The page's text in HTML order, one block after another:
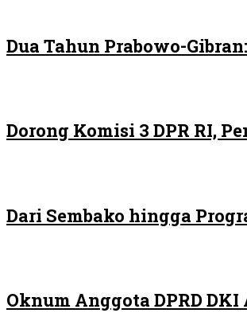
Dua Tahun Prabowo-
Dorong Komisi 3 DPR RI,
Dari Sembako hingga
Oknum Anggota DPRD